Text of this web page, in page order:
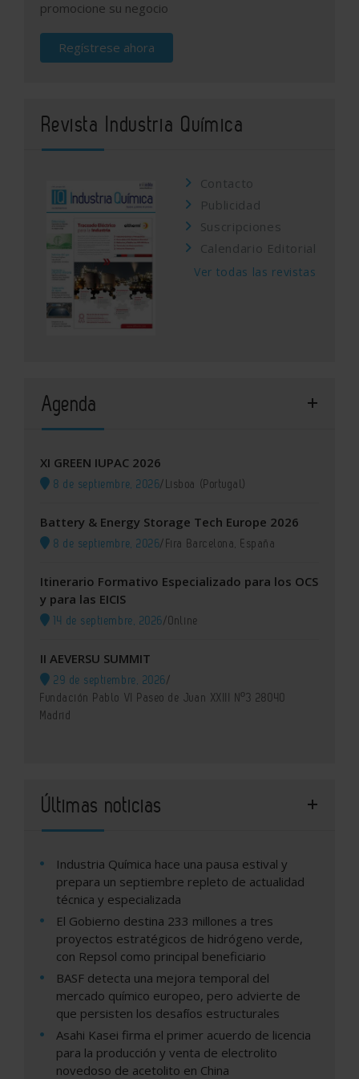
promocione su negocio
Regístrese ahora
Revista Industria Química
Contacto
Publicidad
Suscripciones
Calendario Editorial
Ver todas las revistas
Agenda
XI GREEN IUPAC 2026
8 de septiembre, 2026/Lisboa (Portugal)
Battery & Energy Storage Tech Europe 2026
8 de septiembre, 2026/Fira Barcelona, España
Itinerario Formativo Especializado para los OCS
y para las EICIS
14 de septiembre, 2026/Online
II AEVERSU SUMMIT
29 de septiembre, 2026/
Fundación Pablo VI Paseo de Juan XXIII Nº3 28040
Madrid
Últimas noticias
Industria Química hace una pausa estival y
prepara un septiembre repleto de actualidad
técnica y especializada
El Gobierno destina 233 millones a tres
proyectos estratégicos de hidrógeno verde,
con Repsol como principal beneficiario
BASF detecta una mejora temporal del
mercado químico europeo, pero advierte de
que persisten los desafíos estructurales
Asahi Kasei firma el primer acuerdo de licencia
para la producción y venta de electrolito
novedoso de acetolito en China